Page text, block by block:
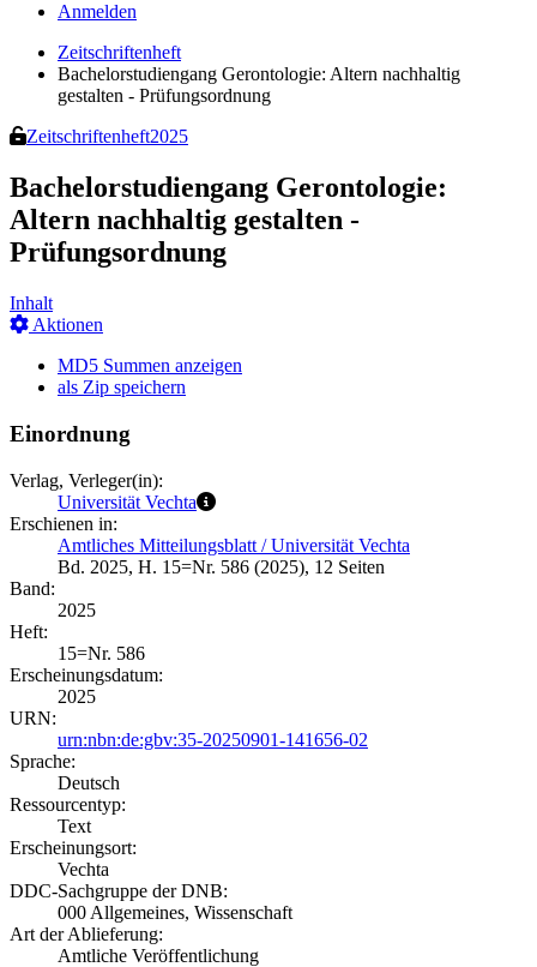
Anmelden
Zeitschriftenheft
Bachelorstudiengang Gerontologie: Altern nachhaltig
gestalten - Prüfungsordnung
Zeitschriftenheft2025
Bachelorstudiengang Gerontologie:
Altern nachhaltig gestalten -
Prüfungsordnung
Inhalt
Aktionen
MD5 Summen anzeigen
als Zip speichern
Einordnung
Verlag, Verleger(in):
Universität Vechta
Erschienen in:
Amtliches Mitteilungsblatt / Universität Vechta
Bd. 2025, H. 15=Nr. 586 (2025), 12 Seiten
Band:
2025
Heft:
15=Nr. 586
Erscheinungsdatum:
2025
URN:
urn:nbn:de:gbv:35-20250901-141656-02
Sprache:
Deutsch
Ressourcentyp:
Text
Erscheinungsort:
Vechta
DDC-Sachgruppe der DNB:
000 Allgemeines, Wissenschaft
Art der Ablieferung:
Amtliche Veröffentlichung